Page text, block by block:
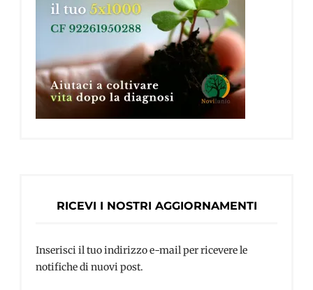
RICEVI I NOSTRI AGGIORNAMENTI
Inserisci il tuo indirizzo e-mail per ricevere le
notifiche di nuovi post.